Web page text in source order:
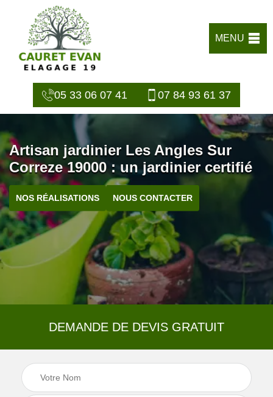
MENU
05 33 06 07 41 07 84 93 61 37
Artisan jardinier Les Angles Sur
Correze 19000 : un jardinier certifié
NOS RÉALISATIONS NOUS CONTACTER
DEMANDE DE DEVIS GRATUIT